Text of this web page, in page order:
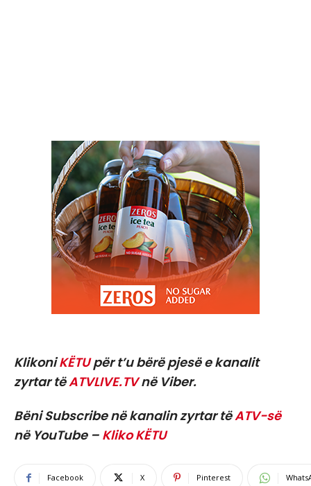
KlikoniKËTUpër t’u bërë pjesë e kanalit
zyrtar tëATVLIVE.TVnë Viber.
Bëni Subscribe në kanalin zyrtar tëATV-së
në YouTube – Kliko KËTU
Facebook X Pinterest